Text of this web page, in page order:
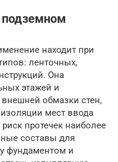
находит при
ленточных,
Она
этажей и
обмазки стен,
мест ввода
протечек наиболее
составы для
фундаментом и